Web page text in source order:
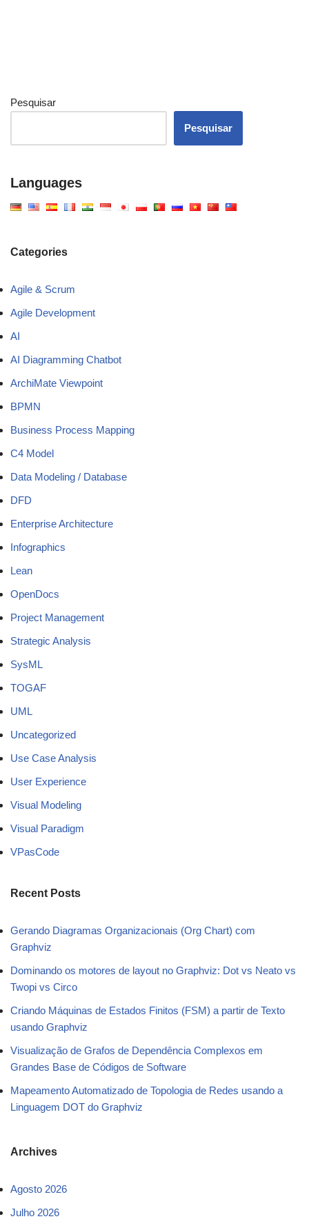
Pesquisar
Pesquisar
Languages
Categories
Agile & Scrum
Agile Development
AI
AI Diagramming Chatbot
ArchiMate Viewpoint
BPMN
Business Process Mapping
C4 Model
Data Modeling / Database
DFD
Enterprise Architecture
Infographics
Lean
OpenDocs
Project Management
Strategic Analysis
SysML
TOGAF
UML
Uncategorized
Use Case Analysis
User Experience
Visual Modeling
Visual Paradigm
VPasCode
Recent Posts
Gerando Diagramas Organizacionais (Org Chart) com
Graphviz
Dominando os motores de layout no Graphviz: Dot vs Neato vs
Twopi vs Circo
Criando Máquinas de Estados Finitos (FSM) a partir de Texto
usando Graphviz
Visualização de Grafos de Dependência Complexos em
Grandes Base de Códigos de Software
Mapeamento Automatizado de Topologia de Redes usando a
Linguagem DOT do Graphviz
Archives
Agosto 2026
Julho 2026